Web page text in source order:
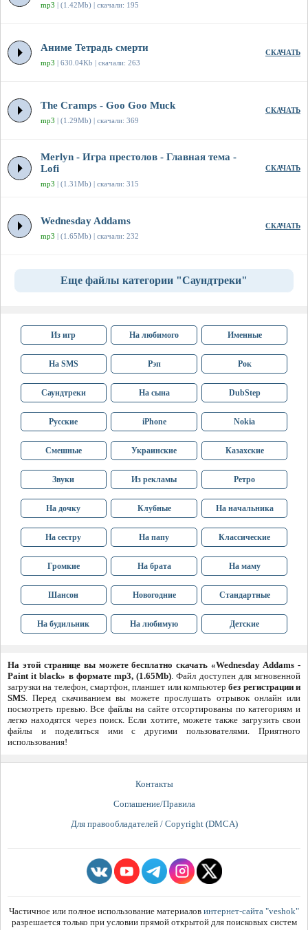
mp3 | (1.42Mb) | скачали: 195
Аниме Тетрадь смерти
mp3 | 630.04Kb | скачали: 263
СКАЧАТЬ
The Cramps - Goo Goo Muck
mp3 | (1.29Mb) | скачали: 369
СКАЧАТЬ
Merlyn - Игра престолов - Главная тема -
Lofi
mp3 | (1.31Mb) | скачали: 315
СКАЧАТЬ
Wednesday Addams
mp3 | (1.65Mb) | скачали: 232
СКАЧАТЬ
Еще файлы категории "Саундтреки"
Из игр На любимого Именные
На SMS Рэп Рок
Саундтреки На сына DubStep
Русские iPhone Nokia
Смешные Украинские Казахские
Звуки Из рекламы Ретро
На дочку Клубные На начальника
На сестру На папу Классические
Громкие На брата На маму
Шансон Новогодние Стандартные
На будильник На любимую Детские
На этой странице вы можете бесплатно скачать «Wednesday Addams -
Paint it black» в формате mp3, (1.65Mb). Файл доступен для мгновенной
загрузки на телефон, смартфон, планшет или компьютербез регистрации и
SMS. Перед скачиванием вы можете прослушать отрывок онлайн или
посмотреть превью. Все файлы на сайте отсортированы по категориям и
легко находятся через поиск. Если хотите, можете также загрузить свои
файлы и поделиться ими с другими пользователями. Приятного
использования!
Контакты
Соглашение/Правила
Для правообладателей / Copyright (DMCA)
Частичное или полное использование материалов интернет-сайта "veshok"
разрешается только при условии прямой открытой для поисковых систем